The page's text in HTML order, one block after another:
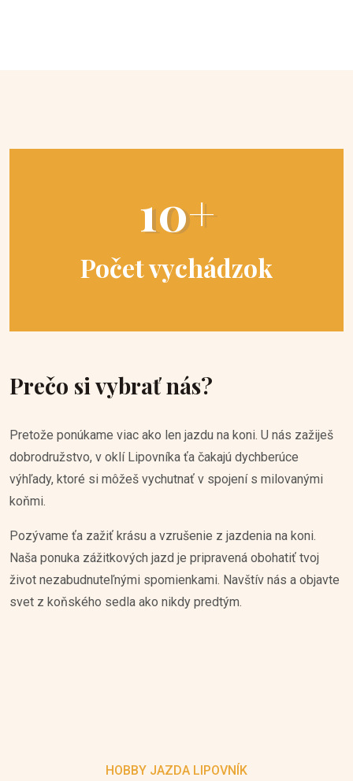
10+
Počet vychádzok
Prečo si vybrať nás?
Pretože ponúkame viac ako len jazdu na koni. U nás zažiješ
dobrodružstvo, v oklí Lipovníka ťa čakajú dychberúce
výhľady, ktoré si môžeš vychutnať v spojení s milovanými
koňmi.
Pozývame ťa zažiť krásu a vzrušenie z jazdenia na koni.
Naša ponuka zážitkových jazd je pripravená obohatiť tvoj
život nezabudnuteľnými spomienkami. Navštív nás a objavte
svet z koňského sedla ako nikdy predtým.
HOBBY JAZDA LIPOVNÍK